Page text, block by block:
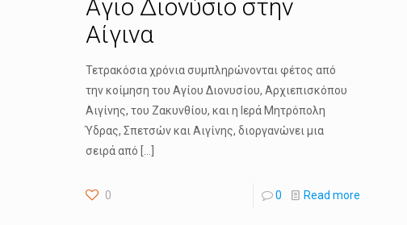
Άγιο Διονύσιο στην
Αίγινα
Τετρακόσια χρόνια συμπληρώνονται φέτος από
την κοίμηση του Αγίου Διονυσίου, Αρχιεπισκόπου
Αιγίνης, του Ζακυνθίου, και η Ιερά Μητρόπολη
Ύδρας, Σπετσών και Αιγίνης, διοργανώνει μια
σειρά από […]
0 0 Read more